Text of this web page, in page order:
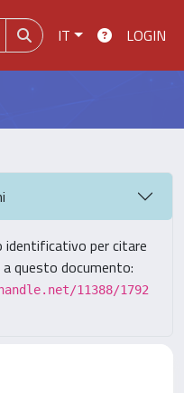
IT LOGIN
identificativo per citare
a questo documento:
11388/1792